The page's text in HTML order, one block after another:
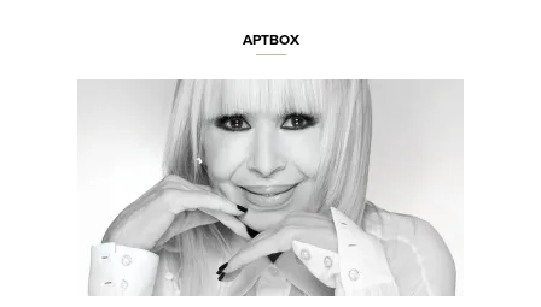
АРТBOX